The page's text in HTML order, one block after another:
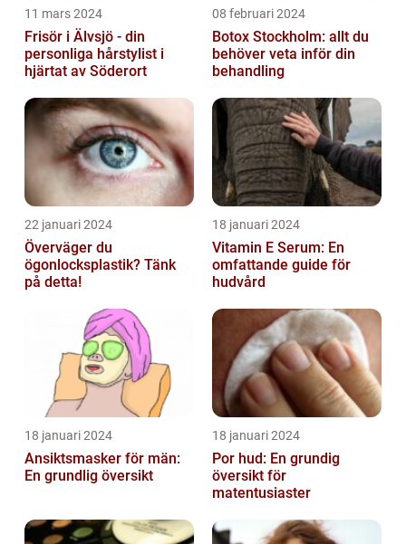
11 mars 2024
Frisör i Älvsjö - din
personliga hårstylist i
hjärtat av Söderort
08 februari 2024
Botox Stockholm: allt du
behöver veta inför din
behandling
22 januari 2024
Överväger du
ögonlocksplastik? Tänk
på detta!
18 januari 2024
Vitamin E Serum: En
omfattande guide för
hudvård
18 januari 2024
Ansiktsmasker för män:
En grundlig översikt
18 januari 2024
Por hud: En grundig
översikt för
matentusiaster